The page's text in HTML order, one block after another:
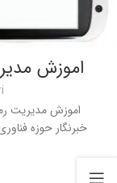
اموزش
اموزش مدیریت